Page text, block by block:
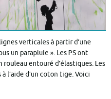
verticales à partir d’une
un parapluie ». Les PS ont
rouleau entouré d’élastiques. Les
l’aide d’un coton tige. Voici